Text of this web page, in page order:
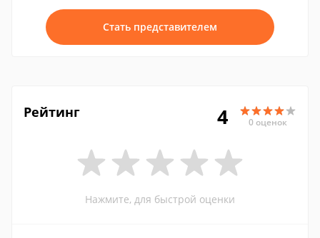
Стать представителем
Рейтинг 4 0 оценок
Нажмите, для быстрой оценки